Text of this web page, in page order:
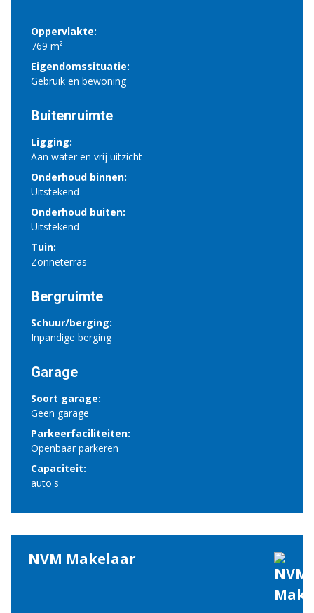
Oppervlakte:
769 m²
Eigendomssituatie:
Gebruik en bewoning
Buitenruimte
Ligging:
Aan water en vrij uitzicht
Onderhoud binnen:
Uitstekend
Onderhoud buiten:
Uitstekend
Tuin:
Zonneterras
Bergruimte
Schuur/berging:
Inpandige berging
Garage
Soort garage:
Geen garage
Parkeerfaciliteiten:
Openbaar parkeren
Capaciteit:
auto's
NVM Makelaar